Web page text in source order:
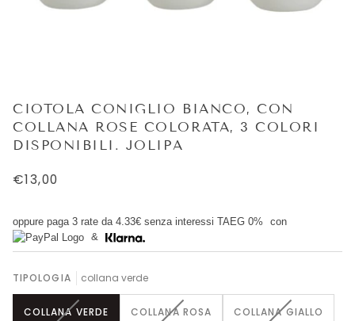
CIOTOLA CONIGLIO BIANCO, CON
COLLANA ROSE COLORATA, 3 COLORI
DISPONIBILI. JOLIPA
€13,00
oppure paga 3 rate da 4.33€ senza interessi TAEG 0%
con
&
TIPOLOGIA collana verde
COLLANA VERDE
VARIANTE
COLLANA ROSA
VARIANTE
COLLANA GIALLO
VARIANTE